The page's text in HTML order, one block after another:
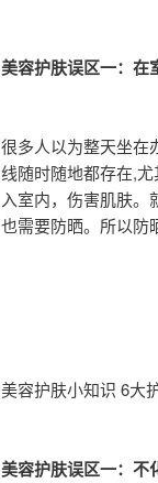
美容护肤误区一：在
很多人以为整天坐在
线随时随地都存在,
入室内，伤害肌肤
也需要防晒。所以防
美容护肤小知识 6大
美容护肤误区一：不